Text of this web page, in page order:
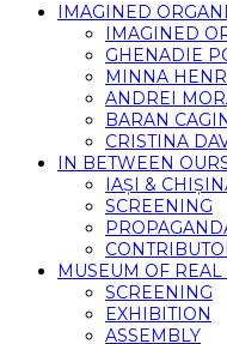
IMAGINED
IMAGINED
GHENADIE
MINNA
ANDREI
BARAN
CRISTINA
IN BETWEEN
IAȘI &
SCREENING
MUSEUM OF
SCREENING
EXHIBITION
ASSEMBLY